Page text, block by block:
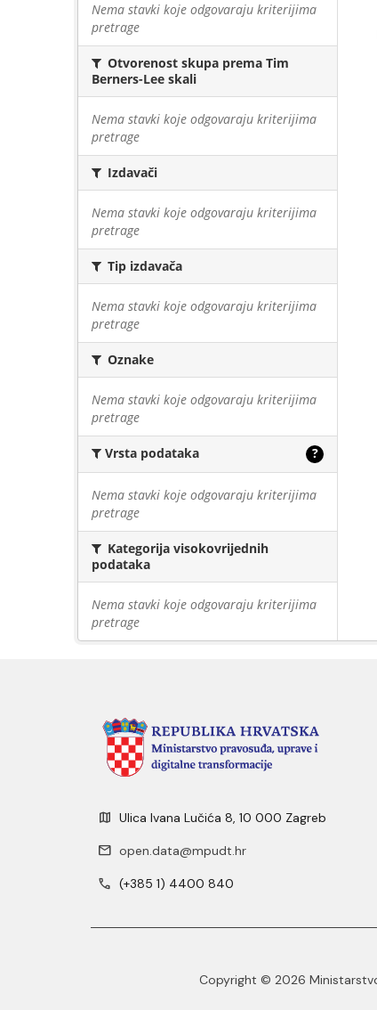
Nema stavki koje odgovaraju kriterijima
pretrage
Otvorenost skupa prema Tim
Berners-Lee skali
Nema stavki koje odgovaraju kriterijima
pretrage
Izdavači
Nema stavki koje odgovaraju kriterijima
pretrage
Tip izdavača
Nema stavki koje odgovaraju kriterijima
pretrage
Oznake
Nema stavki koje odgovaraju kriterijima
pretrage
Vrsta podataka ?
Nema stavki koje odgovaraju kriterijima
pretrage
Kategorija visokovrijednih
podataka
Nema stavki koje odgovaraju kriterijima
pretrage